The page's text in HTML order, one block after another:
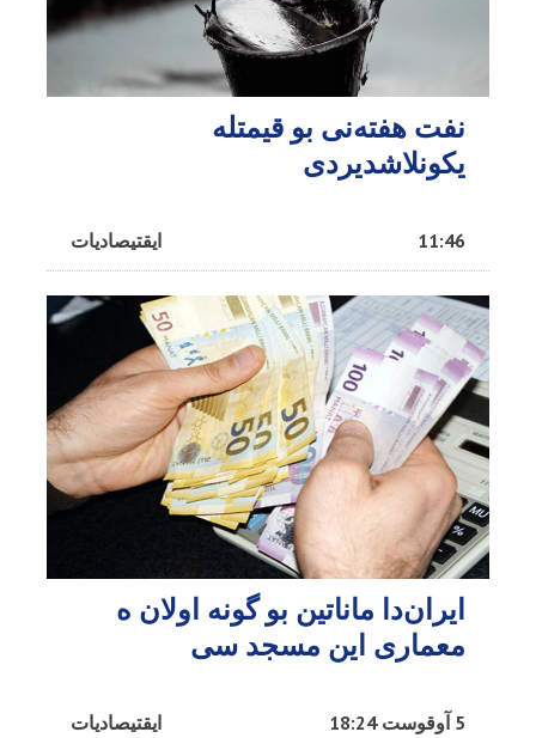
نفت هفته‌نی بو قیمتله
یکونلاشدیردی
ایقتیصادیات 11:46
ایران‌دا ماناتین بو گونه اولان ه
معماری این مسجد سی
ایقتیصادیات 5 آوقوست 18:24